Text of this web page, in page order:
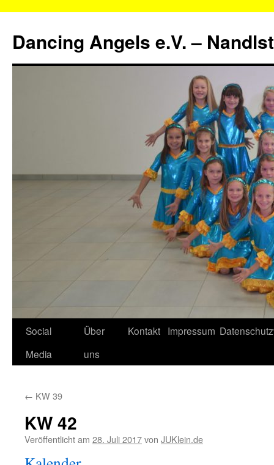
springen
Dancing Angels e.V. –
Social
Media
Über
uns
Kontakt Impressum
← KW 39
KW 42
Veröffentlicht am 28. Juli 2017von JUKlein.de